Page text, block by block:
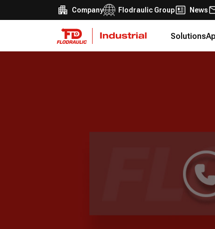
Company Flodraulic Group News
Solutions